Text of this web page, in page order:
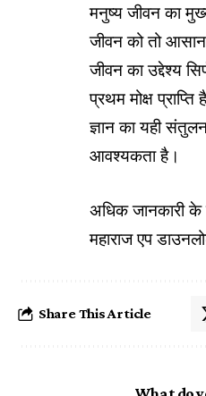
मनुष्य जीवन का
जीवन को तो
जीवन का उद्देश्य
प्रथम मोक्ष
ज्ञान का यही
आवश्यकता है।
अधिक जानकारी के
महाराज एप
Share This Article